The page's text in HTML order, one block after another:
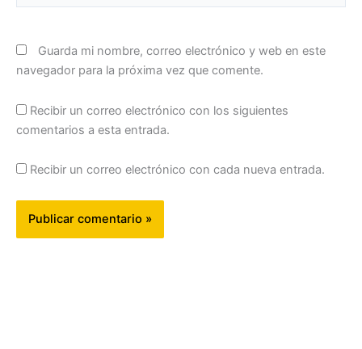
Guarda mi nombre, correo electrónico y web en este
navegador para la próxima vez que comente.
Recibir un correo electrónico con los siguientes
comentarios a esta entrada.
Recibir un correo electrónico con cada nueva entrada.